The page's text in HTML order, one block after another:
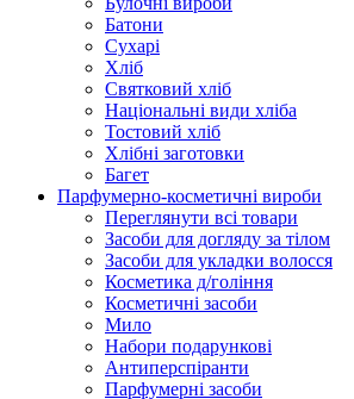
Батони
Сухарі
Хліб
Святковий хліб
Національні види хліба
Тостовий хліб
Хлібні заготовки
Багет
Парфумерно-косметичні вироби
Переглянути всі товари
Засоби для догляду за тілом
Засоби для укладки волосся
Косметика д/гоління
Косметичні засоби
Мило
Набори подарункові
Антиперспіранти
Парфумерні засоби